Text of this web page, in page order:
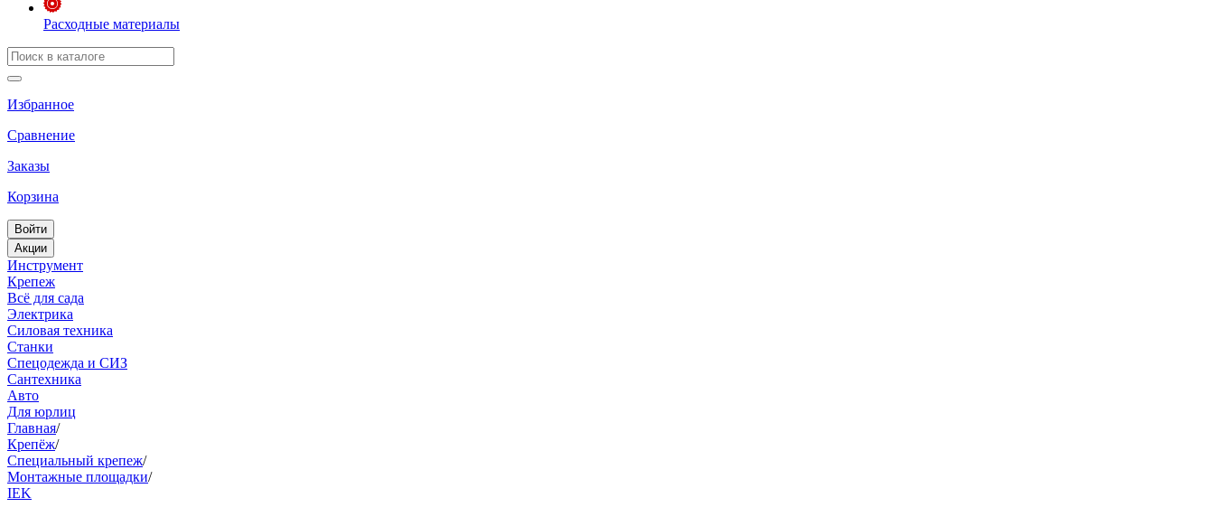
Расходные материалы
Избранное
Сравнение
Заказы
Корзина
Войти
Акции
Инструмент
Крепеж
Всё для сада
Электрика
Силовая техника
Станки
Спецодежда и СИЗ
Сантехника
Авто
Для юрлиц
Главная/
Крепёж/
Специальный крепеж/
Монтажные площадки/
IEK